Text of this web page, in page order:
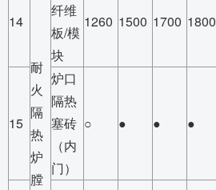
14
耐
火
隔
热
炉
膛
纤维
板/模
块
1260 1500 1700 1800
15
炉口
隔热
塞砖
（内
门）
○ ● ● ●